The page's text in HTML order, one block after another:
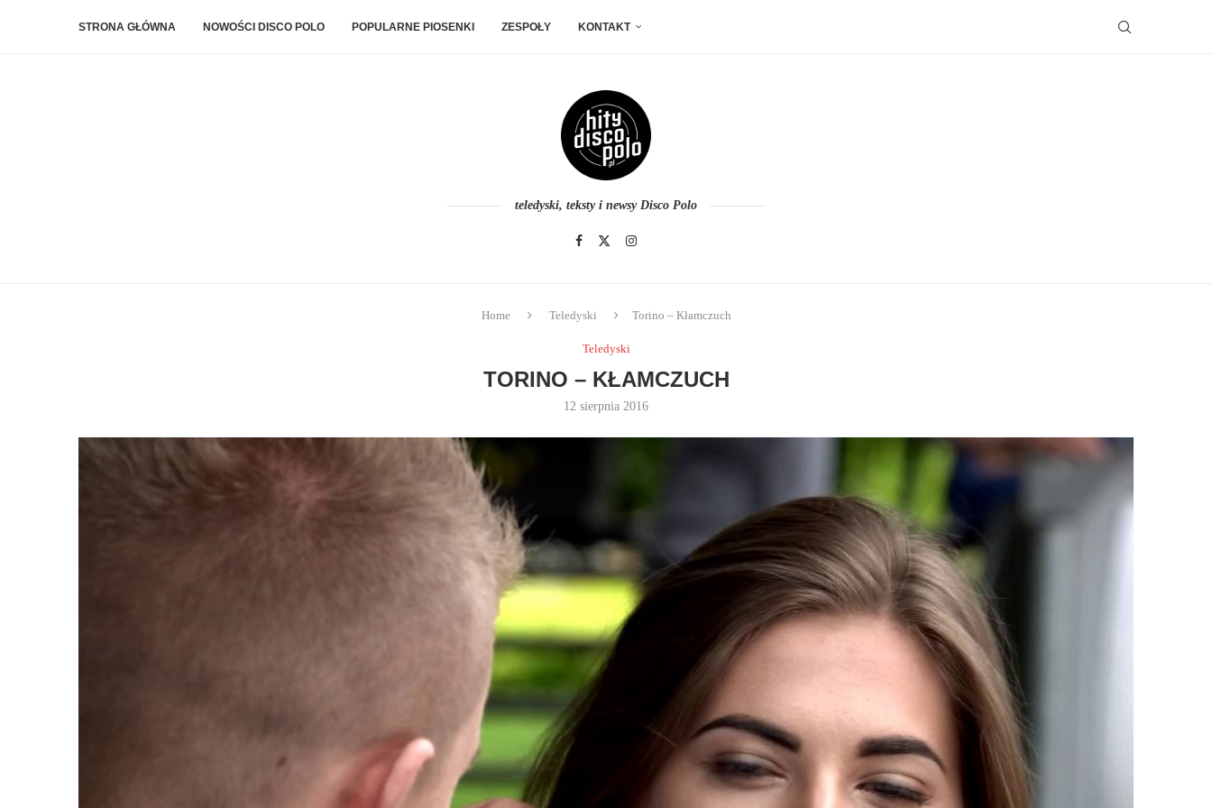
STRONA GŁÓWNA NOWOŚCI DISCO POLO POPULARNE PIOSENKI ZESPOŁY KONTAKT
teledyski, teksty i newsy Disco Polo
Home Teledyski Torino – Kłamczuch
Teledyski
TORINO – KŁAMCZUCH
12 sierpnia 2016